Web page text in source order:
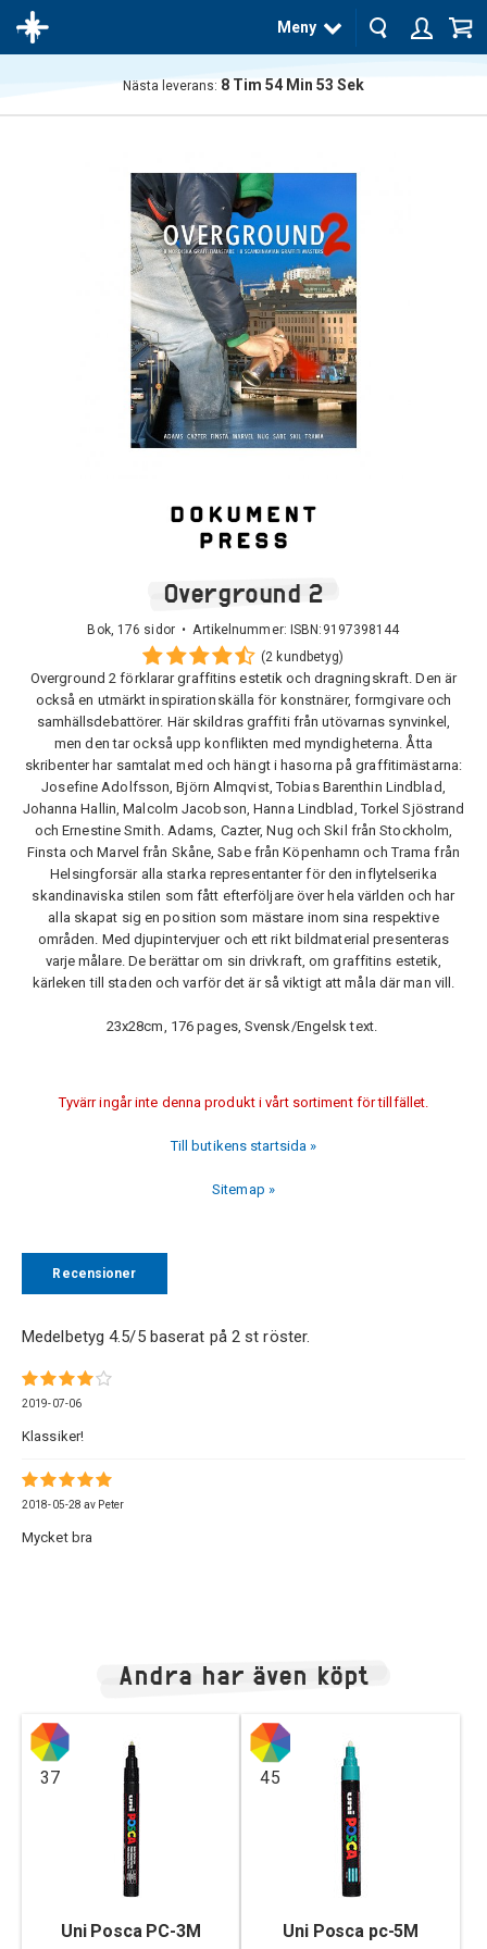
Meny
Nästa leverans: 8 Tim 54 Min 52 Sek
Overground 2
Bok, 176 sidor • Artikelnummer: ISBN:9197398144
(2 kundbetyg)
Overground 2 förklarar graffitins estetik och dragningskraft. Den är
också en utmärkt inspirationskälla för konstnärer, formgivare och
samhällsdebattörer. Här skildras graffiti från utövarnas synvinkel,
men den tar också upp konflikten med myndigheterna. Åtta
skribenter har samtalat med och hängt i hasorna på graffitimästarna:
Josefine Adolfsson, Björn Almqvist, Tobias Barenthin Lindblad,
Johanna Hallin, Malcolm Jacobson, Hanna Lindblad, Torkel Sjöstrand
och Ernestine Smith. Adams, Cazter, Nug och Skil från Stockholm,
Finsta och Marvel från Skåne, Sabe från Köpenhamn och Trama från
Helsingforsär alla starka representanter för den inflytelserika
skandinaviska stilen som fått efterföljare över hela världen och har
alla skapat sig en position som mästare inom sina respektive
områden. Med djupintervjuer och ett rikt bildmaterial presenteras
varje målare. De berättar om sin drivkraft, om graffitins estetik,
kärleken till staden och varför det är så viktigt att måla där man vill.
23x28cm, 176 pages, Svensk/Engelsk text.
Tyvärr ingår inte denna produkt i vårt sortiment för tillfället.
Till butikens startsida »
Sitemap »
Recensioner
Medelbetyg4.5/5 baserat på 2 st röster.
2019-07-06
Klassiker!
2018-05-28 av Peter
Mycket bra
Andra har även köpt
37
Uni Posca PC-3M
45
Uni Posca pc-5M